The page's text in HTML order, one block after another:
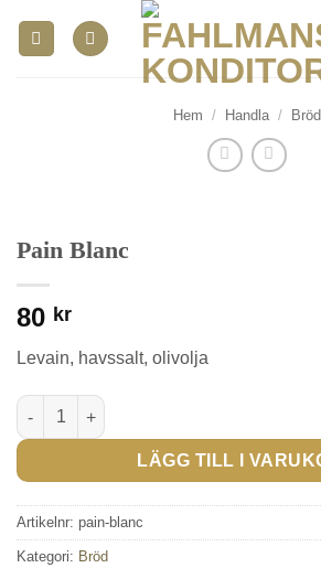
Hem / Handla / Bröd
Pain Blanc
80 kr
Levain, havssalt, olivolja
Pain Blanc mängd
LÄGG TILL I
Artikelnr: pain-blanc
Kategori: Bröd